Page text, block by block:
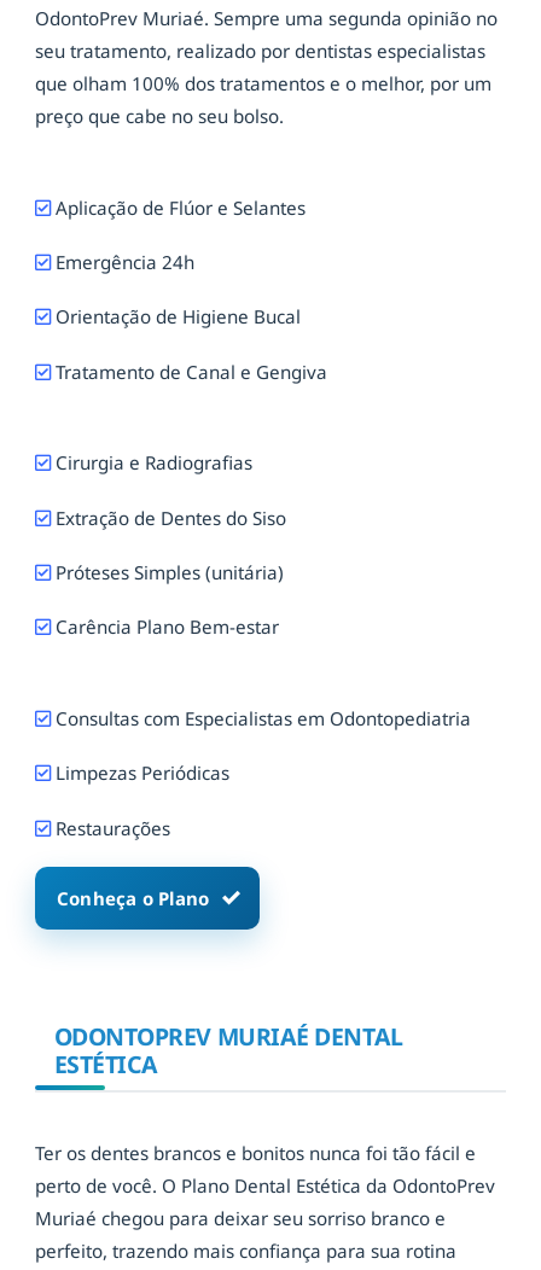
OdontoPrev Muriaé. Sempre uma segunda opinião no
seu tratamento, realizado por dentistas especialistas
que olham 100% dos tratamentos e o melhor, por um
preço que cabe no seu bolso.
Aplicação de Flúor e Selantes
Emergência 24h
Orientação de Higiene Bucal
Tratamento de Canal e Gengiva
Cirurgia e Radiografias
Extração de Dentes do Siso
Próteses Simples (unitária)
Carência Plano Bem-estar
Consultas com Especialistas em Odontopediatria
Limpezas Periódicas
Restaurações
Conheça o Plano
ODONTOPREV MURIAÉ DENTAL
ESTÉTICA
Ter os dentes brancos e bonitos nunca foi tão fácil e
perto de você. O Plano Dental Estética da OdontoPrev
Muriaé chegou para deixar seu sorriso branco e
perfeito, trazendo mais confiança para sua rotina